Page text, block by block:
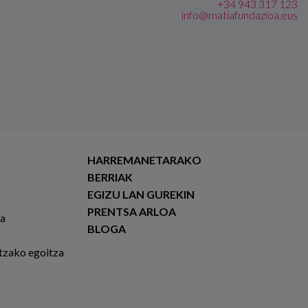
+34 943 317 123
info@matiafundazioa.eus
egoitza
HARREMANETARAKO
BERRIAK
EGIZU LAN GUREKIN
PRENTSA ARLOA
BLOGA